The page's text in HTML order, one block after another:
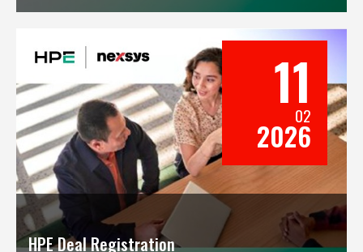
11
02
2026
HPE Deal Registration